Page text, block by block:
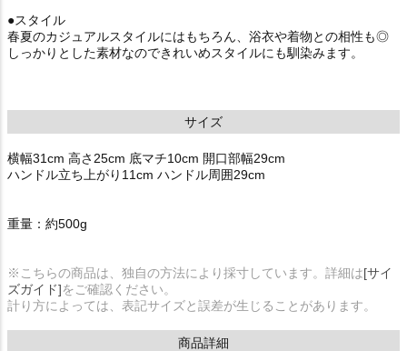
●スタイル
春夏のカジュアルスタイルにはもちろん、浴衣や着物との相性も◎
しっかりとした素材なのできれいめスタイルにも馴染みます。
サイズ
横幅31cm 高さ25cm 底マチ10cm 開口部幅29cm
ハンドル立ち上がり11cm ハンドル周囲29cm
重量：約500g
※こちらの商品は、独自の方法により採寸しています。詳細は[サイ
ズガイド]をご確認ください。
計り方によっては、表記サイズと誤差が生じることがあります。
商品詳細